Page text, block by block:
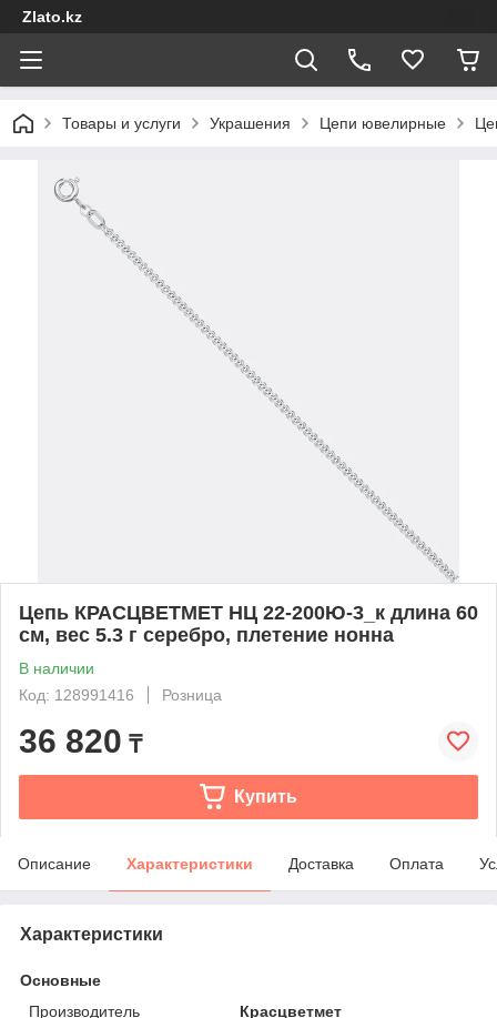
Zlato.kz
Товары и услуги Украшения Цепи ювелирные
Цепь КРАСЦВЕТМЕТ НЦ 22-200Ю-3_к длина 60
см, вес 5.3 г серебро, плетение нонна
В наличии
Код: 128991416
Розница
36 820 ₸
Купить
Описание Характеристики Доставка Оплата
Характеристики
Основные
Производитель
Красцветмет